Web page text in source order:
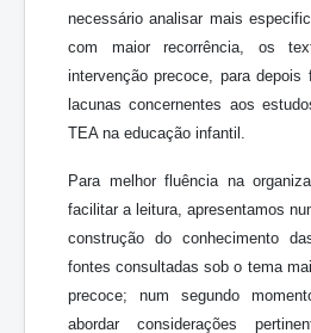
necessário analisar mais
com maior recorrência, os
intervenção precoce, para
lacunas concernentes aos
TEA na educação infantil.
Para melhor fluência na
facilitar a leitura, apresentamos
construção do conhecimento
fontes consultadas sob o tema
precoce; num segundo
abordar considerações